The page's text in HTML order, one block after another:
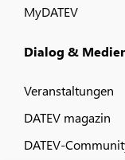
MyDATEV
Dialog &
Veranstaltungen
DATEV magazin
DATEV-